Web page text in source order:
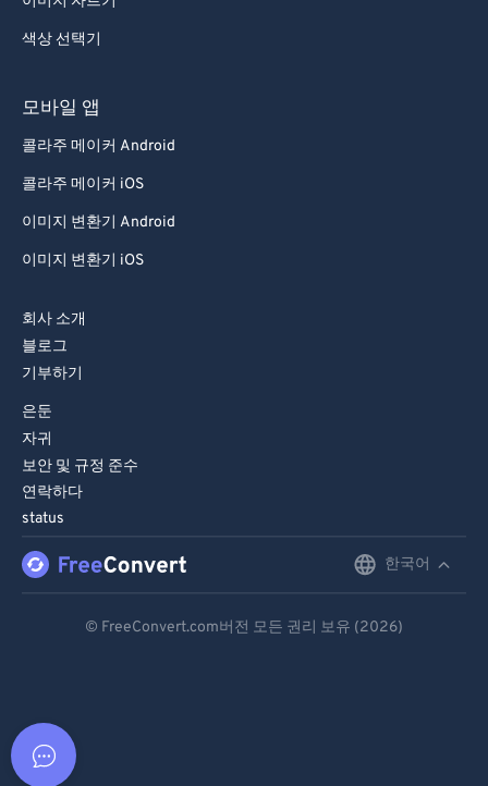
색상 선택기
모바일 앱
콜라주 메이커 Android
콜라주 메이커 iOS
이미지 변환기 Android
이미지 변환기 iOS
회사 소개
블로그
기부하기
은둔
자귀
보안 및 규정 준수
연락하다
status
한국어
© FreeConvert.com버전 모든 권리 보유 (2026)